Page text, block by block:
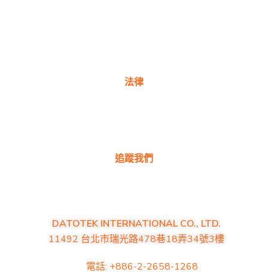
法律
追蹤我們
DATOTEK INTERNATIONAL CO., LTD.
11492 台北市瑞光路478巷18弄34號3樓
電話: +886-2-2658-1268